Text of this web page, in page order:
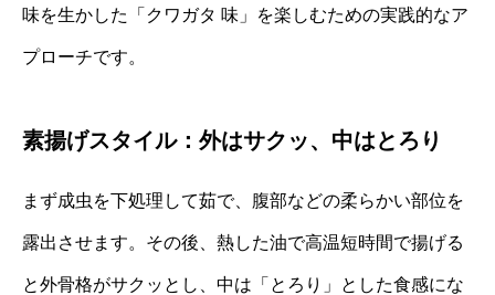
味を生かした「クワガタ 味」を楽しむための実践的なア
プローチです。
素揚げスタイル：外はサクッ、中はとろり
まず成虫を下処理して茹で、腹部などの柔らかい部位を
露出させます。その後、熱した油で高温短時間で揚げる
と外骨格がサクッとし、中は「とろり」とした食感にな